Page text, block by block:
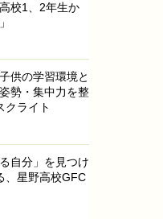
校1、2年生か
供の学習環境と
勢・集中力を整
クライト
自分」を見つけ
星野高校GFC